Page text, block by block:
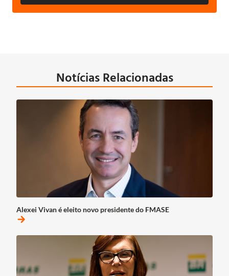
Notícias Relacionadas
Alexei Vivan é eleito novo presidente do FMASE
arrow_forward